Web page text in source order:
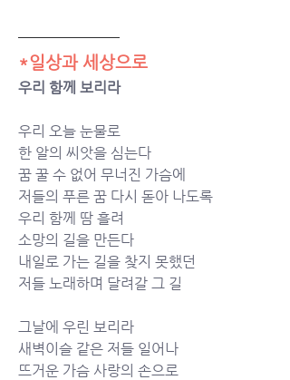
*일상과 세상으로
우리 함께 보리라
우리 오늘 눈물로
한 알의 씨앗을 심는다
꿈 꿀 수 없어 무너진 가슴에
저들의 푸른 꿈 다시 돋아 나도록
우리 함께 땀 흘려
소망의 길을 만든다
내일로 가는 길을 찾지 못했던
저들 노래하며 달려갈 그 길
그날에 우린 보리라
새벽이슬 같은 저들 일어나
뜨거운 가슴 사랑의 손으로